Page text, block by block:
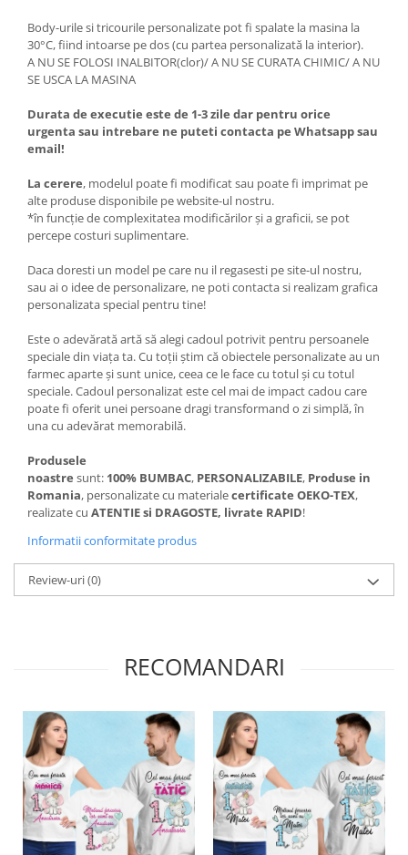
Body-urile si tricourile personalizate pot fi spalate la masina la
30°C, fiind intoarse pe dos (cu partea personalizată la interior).
A NU SE FOLOSI INALBITOR(clor)/ A NU SE CURATA CHIMIC/ A NU
SE USCA LA MASINA
Durata de executie este de 1-3 zile dar pentru orice
urgenta sau intrebare ne puteti contacta pe Whatsapp sau
email!
La cerere, modelul poate fi modificat sau poate fi imprimat pe
alte produse disponibile pe website-ul nostru.
*în funcție de complexitatea modificărilor și a graficii, se pot
percepe costuri suplimentare.
Daca doresti un model pe care nu il regasesti pe site-ul nostru,
sau ai o idee de personalizare, ne poti contacta si realizam grafica
personalizata special pentru tine!
Este o adevărată artă să alegi cadoul potrivit pentru persoanele
speciale din viața ta. Cu toții știm că obiectele personalizate au un
farmec aparte și sunt unice, ceea ce le face cu totul și cu totul
speciale. Cadoul personalizat este cel mai de impact cadou care
poate fi oferit unei persoane dragi transformand o zi simplă, în
una cu adevărat memorabilă.
Produsele
noastre sunt: 100% BUMBAC, PERSONALIZABILE, Produse in
Romania, personalizate cu materialecertificate OEKO-TEX,
realizate cu ATENTIE si DRAGOSTE, livrate RAPID!
Informatii conformitate produs
Review-uri(0)
RECOMANDARI